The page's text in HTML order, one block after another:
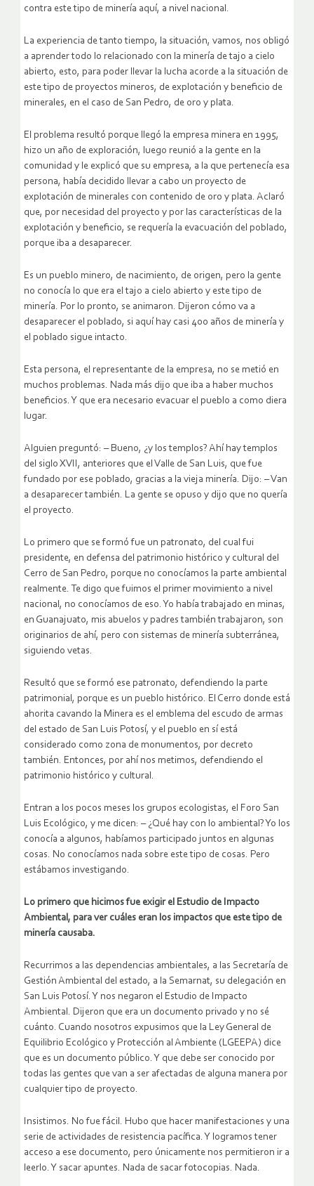
contra este tipo de minería aquí, a nivel nacional.
La experiencia de tanto tiempo, la situación, vamos, nos obligó
a aprender todo lo relacionado con la minería de tajo a cielo
abierto, esto, para poder llevar la lucha acorde a la situación de
este tipo de proyectos mineros, de explotación y beneficio de
minerales, en el caso de San Pedro, de oro y plata.
El problema resultó porque llegó la empresa minera en 1995,
hizo un año de exploración, luego reunió a la gente en la
comunidad y le explicó que su empresa, a la que pertenecía esa
persona, había decidido llevar a cabo un proyecto de
explotación de minerales con contenido de oro y plata. Aclaró
que, por necesidad del proyecto y por las características de la
explotación y beneficio, se requería la evacuación del poblado,
porque iba a desaparecer.
Es un pueblo minero, de nacimiento, de origen, pero la gente
no conocía lo que era el tajo a cielo abierto y este tipo de
minería. Por lo pronto, se animaron. Dijeron cómo va a
desaparecer el poblado, si aquí hay casi 400 años de minería y
el poblado sigue intacto.
Esta persona, el representante de la empresa, no se metió en
muchos problemas. Nada más dijo que iba a haber muchos
beneficios. Y que era necesario evacuar el pueblo a como diera
lugar.
Alguien preguntó: – Bueno, ¿y los templos? Ahí hay templos
del siglo XVII, anteriores que el Valle de San Luis, que fue
fundado por ese poblado, gracias a la vieja minería. Dijo: – Van
a desaparecer también. La gente se opuso y dijo que no quería
el proyecto.
Lo primero que se formó fue un patronato, del cual fui
presidente, en defensa del patrimonio histórico y cultural del
Cerro de San Pedro, porque no conocíamos la parte ambiental
realmente. Te digo que fuimos el primer movimiento a nivel
nacional, no conocíamos de eso. Yo había trabajado en minas,
en Guanajuato, mis abuelos y padres también trabajaron, son
originarios de ahí, pero con sistemas de minería subterránea,
siguiendo vetas.
Resultó que se formó ese patronato, defendiendo la parte
patrimonial, porque es un pueblo histórico. El Cerro donde está
ahorita cavando la Minera es el emblema del escudo de armas
del estado de San Luis Potosí, y el pueblo en sí está
considerado como zona de monumentos, por decreto
también. Entonces, por ahí nos metimos, defendiendo el
patrimonio histórico y cultural.
Entran a los pocos meses los grupos ecologistas, el Foro San
Luis Ecológico, y me dicen: – ¿Qué hay con lo ambiental? Yo los
conocía a algunos, habíamos participado juntos en algunas
cosas. No conocíamos nada sobre este tipo de cosas. Pero
estábamos investigando.
Lo primero que hicimos fue exigir el Estudio de Impacto
Ambiental, para ver cuáles eran los impactos que este tipo de
minería causaba.
Recurrimos a las dependencias ambientales, a las Secretaría de
Gestión Ambiental del estado, a la Semarnat, su delegación en
San Luis Potosí. Y nos negaron el Estudio de Impacto
Ambiental. Dijeron que era un documento privado y no sé
cuánto. Cuando nosotros expusimos que la Ley General de
Equilibrio Ecológico y Protección al Ambiente (LGEEPA) dice
que es un documento público. Y que debe ser conocido por
todas las gentes que van a ser afectadas de alguna manera por
cualquier tipo de proyecto.
Insistimos. No fue fácil. Hubo que hacer manifestaciones y una
serie de actividades de resistencia pacífica. Y logramos tener
acceso a ese documento, pero únicamente nos permitieron ir a
leerlo. Y sacar apuntes. Nada de sacar fotocopias. Nada.